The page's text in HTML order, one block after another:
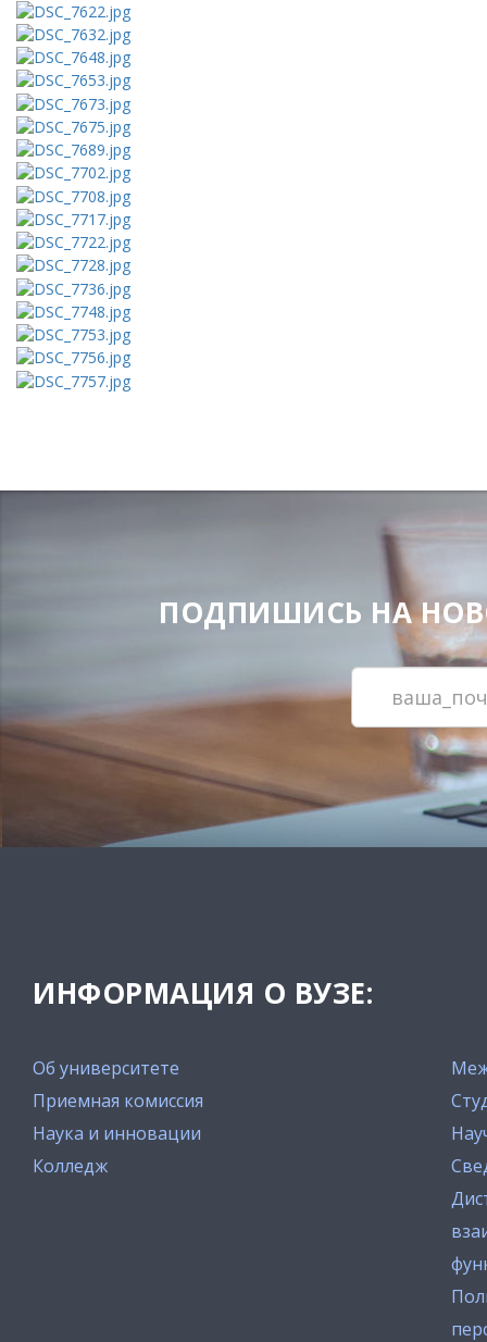
ПОДПИШИСЬ НА
ИНФОРМАЦИЯ О ВУЗЕ:
Об университете
Приемная комиссия
Наука и инновации
Колледж